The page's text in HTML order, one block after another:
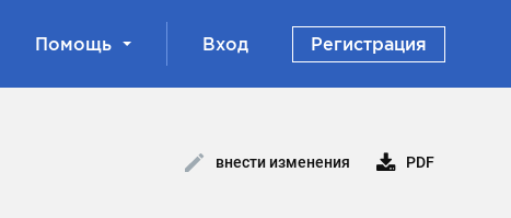
Помощь Вход Регистрация
внести изменения PDF